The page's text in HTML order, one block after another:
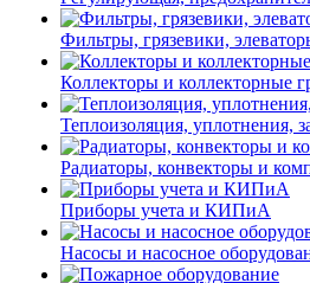
Фильтры, грязевики,
Коллекторы и коллекторные
Теплоизоляция, уплотнения,
Радиаторы, конвекторы и
Приборы учета и КИПиА
Насосы и насосное